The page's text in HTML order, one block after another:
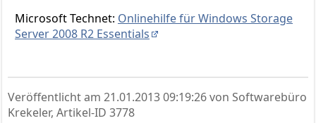
Microsoft Technet: Onlinehilfe für Windows Storage
Server 2008 R2 Essentials
Veröffentlicht am 21.01.2013 09:19:26von Softwarebüro
Krekeler, Artikel-ID 3778